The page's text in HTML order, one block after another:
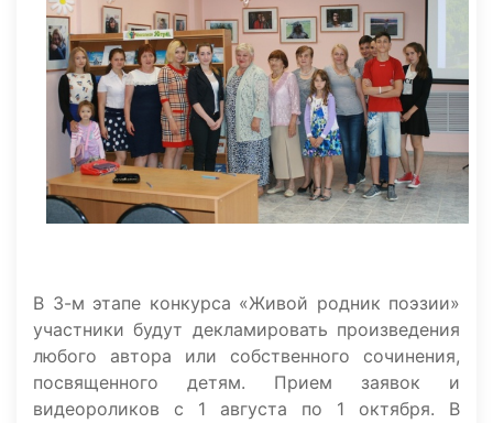
В 3-м этапе конкурса «Живой родник поэзии»
участники будут декламировать произведения
любого автора или собственного сочинения,
посвященного детям. Прием заявок и
видеороликов с 1 августа по 1 октября. В